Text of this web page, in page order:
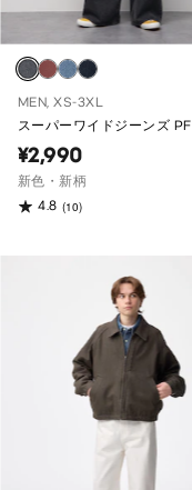
MEN, XS-3XL
スーパーワイドジーンズ PF
¥2,990
新色・新柄
4.8 (10)